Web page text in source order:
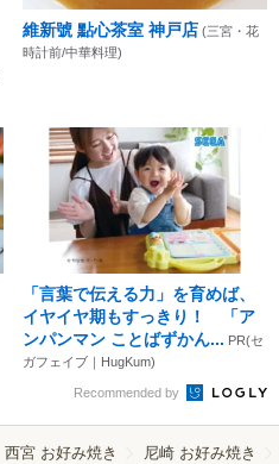
維新號 點心茶室 神戸店 (三宮・花
時計前/中華料理)
「言葉で伝える力」を育めば、
イヤイヤ期もすっきり！ 「ア
ンパンマン ことばずかん... PR(セ
ガフェイブ｜HugKum)
Recommended by
西宮 お好み焼き 尼崎 お好み焼き